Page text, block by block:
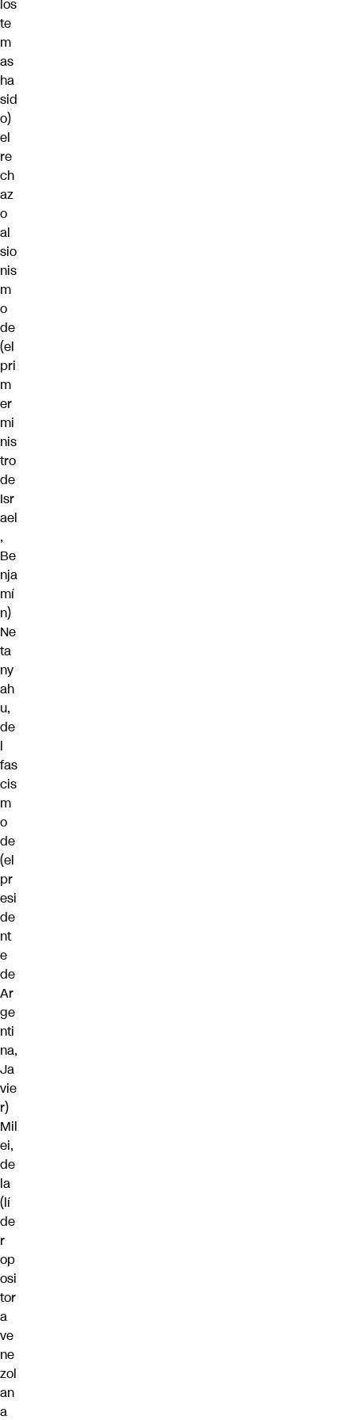
los
te
m
as
ha
sid
o)
el
re
ch
az
o
al
sio
nis
m
o
de
(el
pri
m
er
mi
nis
tro
de
Isr
ael
,
Be
nja
mí
n)
Ne
ta
ny
ah
u,
de
l
fas
cis
m
o
de
(el
pr
esi
de
nt
e
de
Ar
ge
nti
na,
Ja
vie
r)
Mil
ei,
de
la
(lí
de
r
op
osi
tor
a
ve
ne
zol
an
a